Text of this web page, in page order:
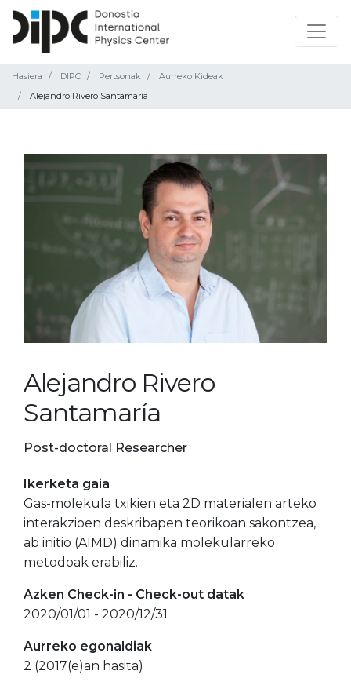
Hasiera DIPC Pertsonak
Aurreko Kideak
Alejandro Rivero Santamaría
Alejandro Rivero
Santamaría
Post-doctoral Researcher
Ikerketa gaia
Gas-molekula txikien eta 2D materialen arteko
interakzioen deskribapen teorikoan sakontzea,
ab initio (AIMD) dinamika molekularreko
metodoak erabiliz.
Azken Check-in - Check-out datak
2020/01/01 - 2020/12/31
Aurreko egonaldiak
2 (2017(e)an hasita)